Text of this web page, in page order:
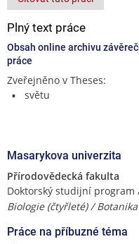
Plný text práce
Obsah online archivu
práce
Zveřejněno v Theses:
světu
Masarykova univerzita
Přírodovědecká fakulta
Doktorský studijní program
Biologie (čtyřleté) / Botanika
Práce na příbuzné téma